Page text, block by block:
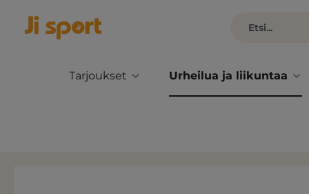
Tarjoukset Urheilua ja liikuntaa